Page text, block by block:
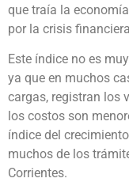
que traía la
por la crisis
Este índice no es
ya que en muchos
cargas, registran los
los costos son
índice del
muchos de los
Corrientes.